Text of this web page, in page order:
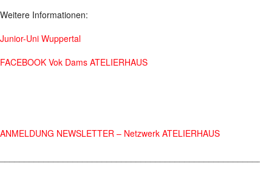
Weitere Informationen:
Junior-Uni Wuppertal
FACEBOOK Vok Dams ATELIERHAUS
ANMELDUNG NEWSLETTER – Netzwerk ATELIERHAUS